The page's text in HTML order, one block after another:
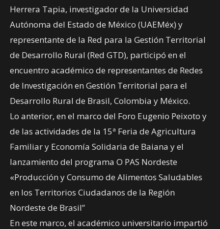
Herrera Tapia, investigador de la Universidad
Autónoma del Estado de México (UAEMéx) y
representante de la Red para la Gestión Territorial
de Desarrollo Rural (Red GTD), participó en el
encuentro académico de representantes de Redes
de Investigación en Gestión Territorial para el
Desarrollo Rural de Brasil, Colombia y México.
Lo anterior, en el marco del Foro Eugenio Peixoto y
de las actividades de la 15ª Feria de Agricultura
Familiar y Economía Solidaria de Baiana y el
lanzamiento del programa O PAS Nordeste
«Producción y Consumo de Alimentos Saludables
en los Territorios Ciudadanos de la Región
Nordeste de Brasil”
En este marco, el académico universitario impartió